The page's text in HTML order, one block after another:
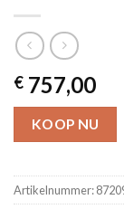
€ 757,00
KOOP NU
Artikelnummer: